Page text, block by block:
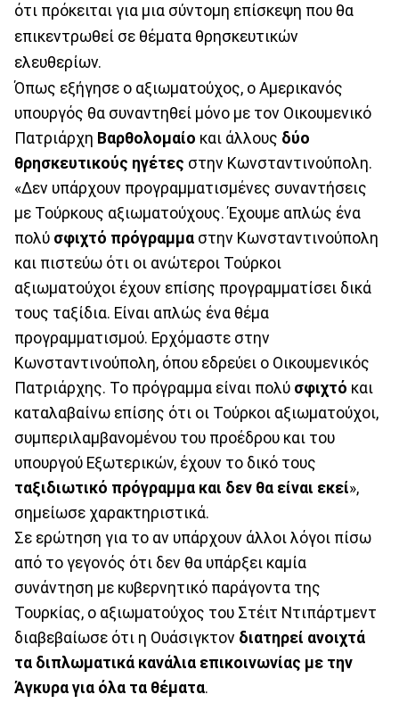
ότι πρόκειται για μια σύντομη επίσκεψη που θα
επικεντρωθεί σε θέματα θρησκευτικών
ελευθερίων.
Όπως εξήγησε ο αξιωματούχος, ο Αμερικανός
υπουργός θα συναντηθεί μόνο με τον Οικουμενικό
Πατριάρχη Βαρθολομαίο και άλλους δύο
θρησκευτικούς ηγέτες στην Κωνσταντινούπολη.
«Δεν υπάρχουν προγραμματισμένες συναντήσεις
με Τούρκους αξιωματούχους. Έχουμε απλώς ένα
πολύ σφιχτό πρόγραμμα στην Κωνσταντινούπολη
και πιστεύω ότι οι ανώτεροι Τούρκοι
αξιωματούχοι έχουν επίσης προγραμματίσει δικά
τους ταξίδια. Είναι απλώς ένα θέμα
προγραμματισμού. Ερχόμαστε στην
Κωνσταντινούπολη, όπου εδρεύει ο Οικουμενικός
Πατριάρχης. Το πρόγραμμα είναι πολύ σφιχτό και
καταλαβαίνω επίσης ότι οι Τούρκοι αξιωματούχοι,
συμπεριλαμβανομένου του προέδρου και του
υπουργού Εξωτερικών, έχουν το δικό τους
ταξιδιωτικό πρόγραμμα και δεν θα είναι εκεί»,
σημείωσε χαρακτηριστικά.
Σε ερώτηση για το αν υπάρχουν άλλοι λόγοι πίσω
από το γεγονός ότι δεν θα υπάρξει καμία
συνάντηση με κυβερνητικό παράγοντα της
Τουρκίας, ο αξιωματούχος του Στέιτ Ντιπάρτμεντ
διαβεβαίωσε ότι η Ουάσιγκτον διατηρεί ανοιχτά
τα διπλωματικά κανάλια επικοινωνίας με την
Άγκυρα για όλα τα θέματα.